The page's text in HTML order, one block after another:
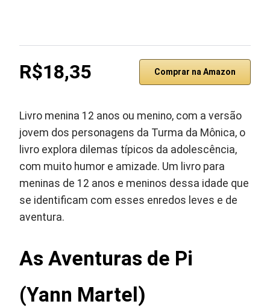
R$18,35 Comprar na Amazon
Livro menina 12 anos ou menino, com a versão
jovem dos personagens da Turma da Mônica, o
livro explora dilemas típicos da adolescência,
com muito humor e amizade. Um livro para
meninas de 12 anos e meninos dessa idade que
se identificam com esses enredos leves e de
aventura.
As Aventuras de Pi
(Yann Martel)